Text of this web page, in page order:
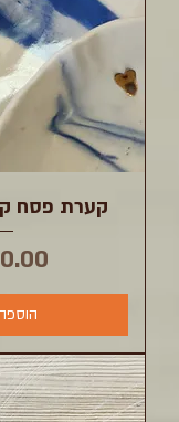
קערת פסח
מחיר